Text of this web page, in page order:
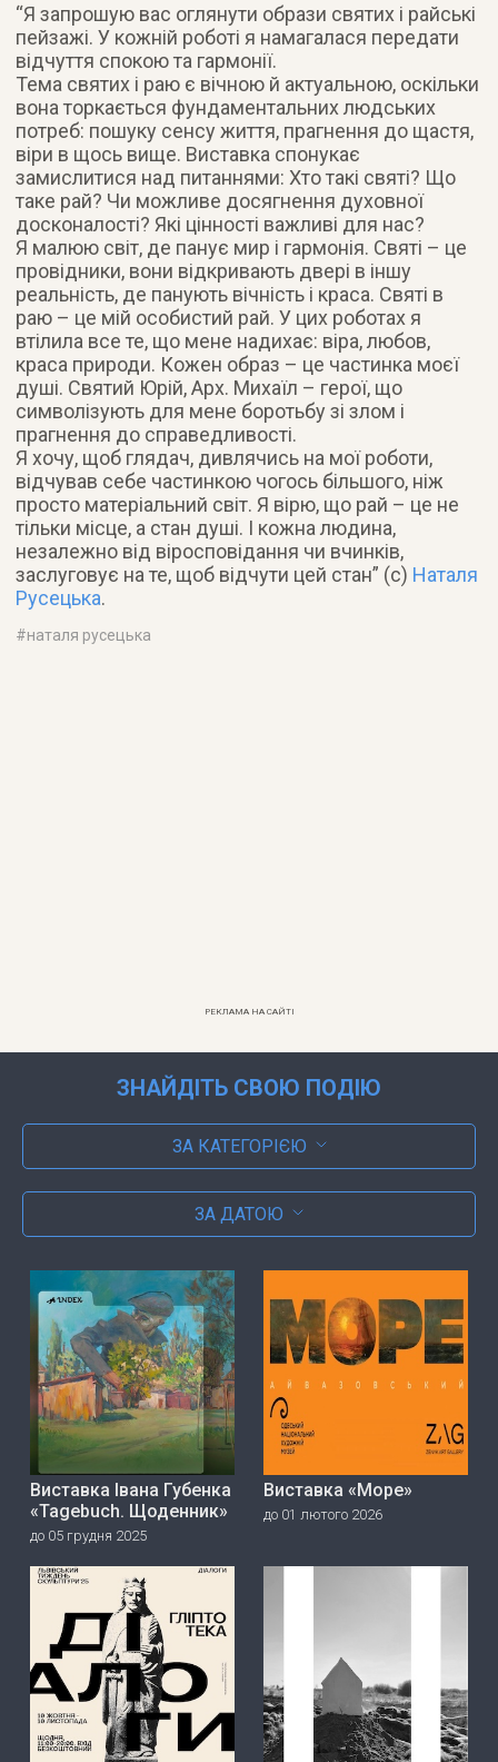
“Я запрошую вас оглянути образи святих і райські
пейзажі. У кожній роботі я намагалася передати
відчуття спокою та гармонії.
Тема святих і раю є вічною й актуальною, оскільки
вона торкається фундаментальних людських
потреб: пошуку сенсу життя, прагнення до щастя,
віри в щось вище. Виставка спонукає
замислитися над питаннями: Хто такі святі? Що
таке рай? Чи можливе досягнення духовної
досконалості? Які цінності важливі для нас?
Я малюю світ, де панує мир і гармонія. Святі – це
провідники, вони відкривають двері в іншу
реальність, де панують вічність і краса. Святі в
раю – це мій особистий рай. У цих роботах я
втілила все те, що мене надихає: віра, любов,
краса природи. Кожен образ – це частинка моєї
душі. Святий Юрій, Арх. Михаїл – герої, що
символізують для мене боротьбу зі злом і
прагнення до справедливості.
Я хочу, щоб глядач, дивлячись на мої роботи,
відчував себе частинкою чогось більшого, ніж
просто матеріальний світ. Я вірю, що рай – це не
тільки місце, а стан душі. І кожна людина,
незалежно від віросповідання чи вчинків,
заслуговує на те, щоб відчути цей стан” (с) Наталя
Русецька.
#наталя русецька
РЕКЛАМА НА САЙТІ
ЗНАЙДІТЬ СВОЮ ПОДІЮ
ЗА КАТЕГОРІЄЮ
ЗА ДАТОЮ
Виставка Івана Губенка
«Tagebuch. Щоденник»
до 05 грудня 2025
Виставка «Море»
до 01 лютого 2026